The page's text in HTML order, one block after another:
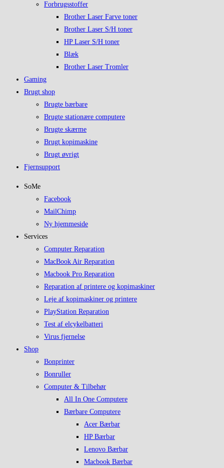
Forbrugsstoffer
Brother Laser Farve toner
Brother Laser S/H toner
HP Laser S/H toner
Blæk
Brother Laser Tromler
Gaming
Brugt shop
Brugte bærbare
Brugte stationære computere
Brugte skærme
Brugt kopimaskine
Brugt øvrigt
Fjernsupport
SoMe
Facebook
MailChimp
Ny hjemmeside
Services
Computer Reparation
MacBook Air Reparation
Macbook Pro Reparation
Reparation af printere og kopimaskiner
Leje af kopimaskiner og printere
PlayStation Reparation
Test af elcykelbatteri
Virus fjernelse
Shop
Bonprinter
Bonruller
Computer & Tilbehør
All In One Computere
Bærbare Computere
Acer Bærbar
HP Bærbar
Lenovo Bærbar
Macbook Bærbar